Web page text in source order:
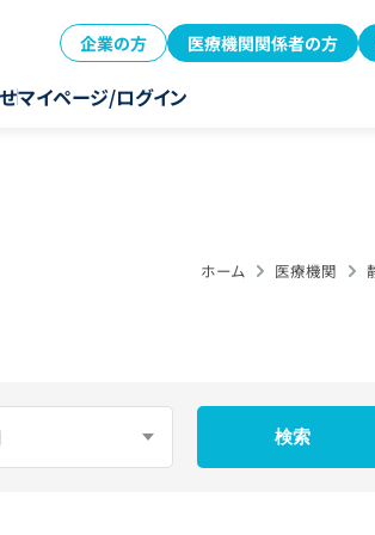
企業の方 医療機関関係者の方
マイページ/ログイン
ホーム 医療機関